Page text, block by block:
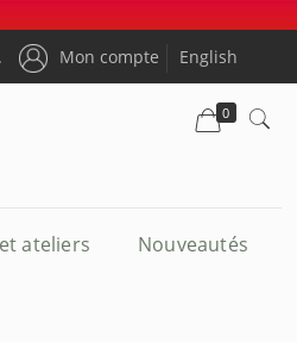
Mon compte English
ateliers Nouveautés
0